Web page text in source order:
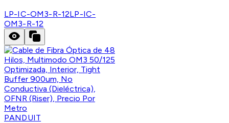
LP-IC-OM3-R-12LP-IC-
OM3-R-12
PANDUIT